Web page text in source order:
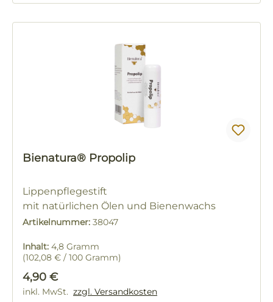
Bienatura® Propolip
Lippenpflegestift
mit natürlichen Ölen und Bienenwachs
Artikelnummer: 38047
Inhalt: 4,8 Gramm
(102,08 € / 100 Gramm)
Regulärer Preis:
4,90 €
inkl. MwSt. zzgl. Versandkosten